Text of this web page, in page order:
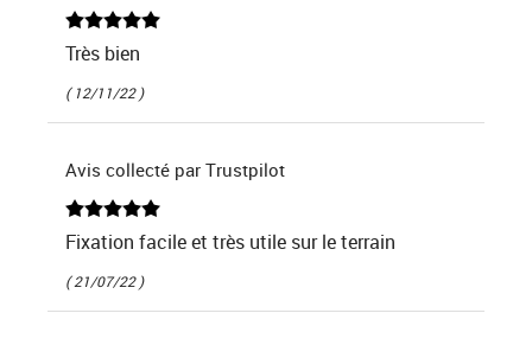
Très bien
( 12/11/22 )
Avis collecté par Trustpilot
Fixation facile et très utile sur le terrain
( 21/07/22 )